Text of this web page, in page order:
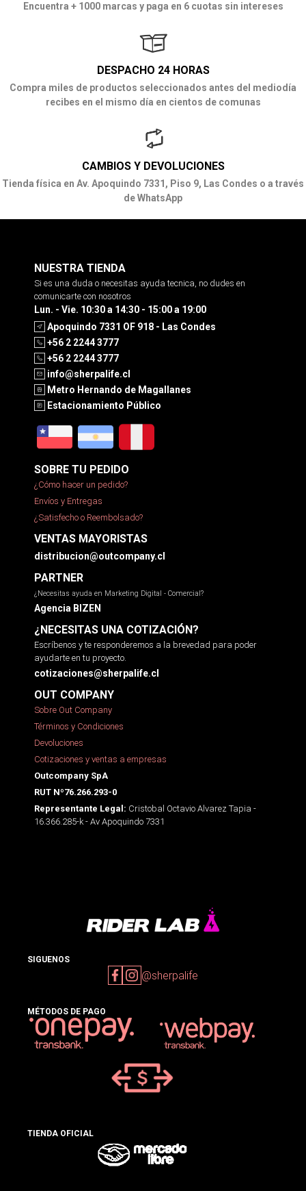
Encuentra + 1000 marcas y paga en 6 cuotas sin intereses
DESPACHO 24 HORAS
Compra miles de productos seleccionados antes del mediodía
recibes en el mismo día en cientos de comunas
CAMBIOS Y DEVOLUCIONES
Tienda física en Av. Apoquindo 7331, Piso 9, Las Condes o a través
de WhatsApp
NUESTRA TIENDA
Si es una duda o necesitas ayuda tecnica, no dudes en
comunicarte con nosotros
Lun. - Vie. 10:30 a 14:30 - 15:00 a 19:00
Apoquindo 7331 OF 918 - Las Condes
+56 2 2244 3777
+56 2 2244 3777
info@sherpalife.cl
Metro Hernando de Magallanes
Estacionamiento Público
SOBRE TU PEDIDO
¿Cómo hacer un pedido?
Envíos y Entregas
¿Satisfecho o Reembolsado?
VENTAS MAYORISTAS
distribucion@outcompany.cl
PARTNER
¿Necesitas ayuda en Marketing Digital - Comercial?
Agencia BIZEN
¿NECESITAS UNA COTIZACIÓN?
Escríbenos y te responderemos a la brevedad para poder
ayudarte en tu proyecto.
cotizaciones@sherpalife.cl
OUT COMPANY
Sobre Out Company
Términos y Condiciones
Devoluciones
Cotizaciones y ventas a empresas
Outcompany SpA
RUT Nº76.266.293-0
Representante Legal: Cristobal Octavio Alvarez Tapia -
16.366.285-k - Av Apoquindo 7331
SIGUENOS
@sherpalife
MÉTODOS DE PAGO
TIENDA OFICIAL